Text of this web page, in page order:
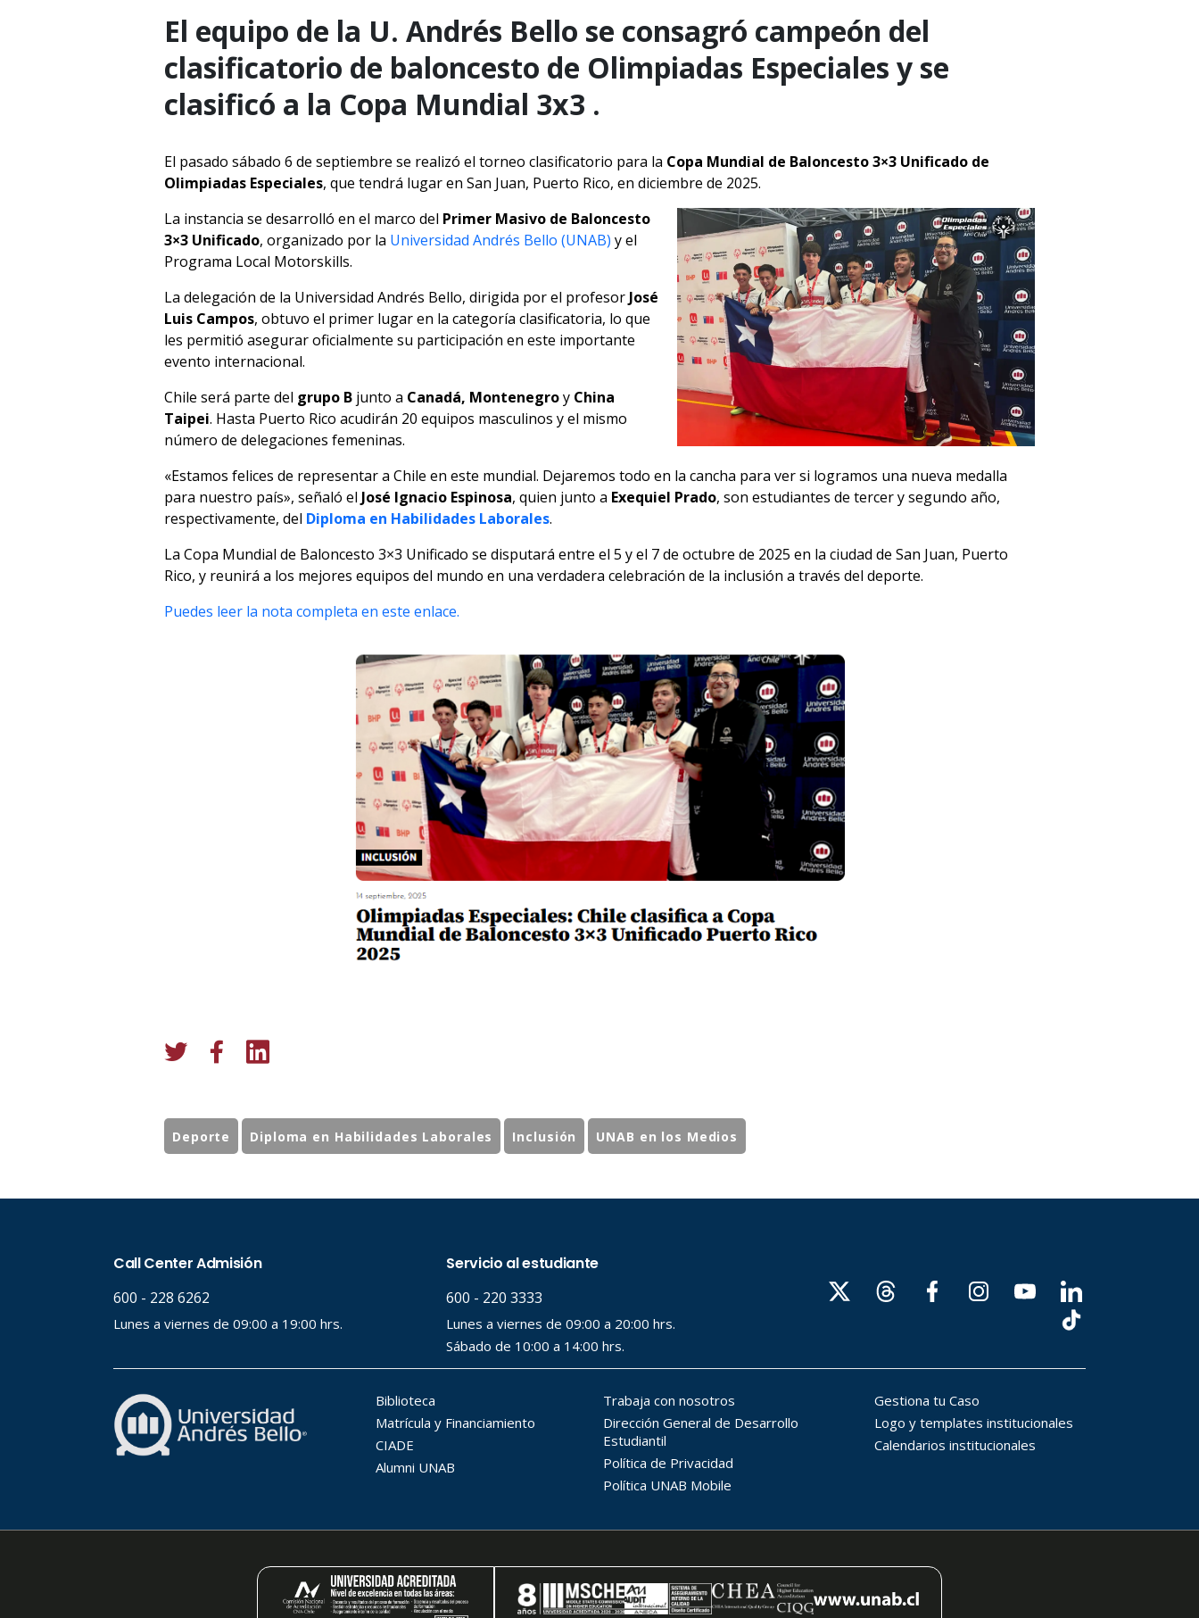
El equipo de la U. Andrés Bello se consagró campeón del
clasificatorio de baloncesto de Olimpiadas Especiales y se
clasificó a la Copa Mundial 3x3 .
El pasado sábado 6 de septiembre se realizó el torneo clasificatorio para la Copa Mundial de Baloncesto 3×3 Unificado de
Olimpiadas Especiales, que tendrá lugar en San Juan, Puerto Rico, en diciembre de 2025.
La instancia se desarrolló en el marco del Primer Masivo de Baloncesto
3×3 Unificado, organizado por la Universidad Andrés Bello (UNAB) y el
Programa Local Motorskills.
La delegación de la Universidad Andrés Bello, dirigida por el profesor José
Luis Campos, obtuvo el primer lugar en la categoría clasificatoria, lo que
les permitió asegurar oficialmente su participación en este importante
evento internacional.
Chile será parte del grupo B junto a Canadá, Montenegroy China
Taipei. Hasta Puerto Rico acudirán 20 equipos masculinos y el mismo
número de delegaciones femeninas.
«Estamos felices de representar a Chile en este mundial. Dejaremos todo en la cancha para ver si logramos una nueva medalla
para nuestro país», señaló el José Ignacio Espinosa, quien junto a Exequiel Prado, son estudiantes de tercer y segundo año,
respectivamente, del Diploma en Habilidades Laborales.
La Copa Mundial de Baloncesto 3×3 Unificado se disputará entre el 5 y el 7 de octubre de 2025 en la ciudad de San Juan, Puerto
Rico, y reunirá a los mejores equipos del mundo en una verdadera celebración de la inclusión a través del deporte.
Puedes leer la nota completa en este enlace.
Deporte Diploma en Habilidades Laborales Inclusión UNAB en los Medios